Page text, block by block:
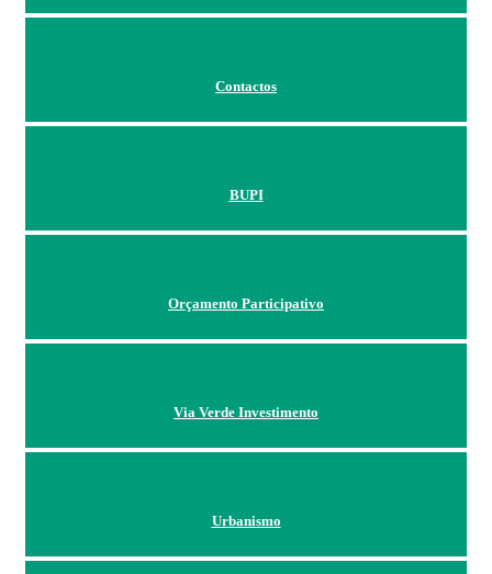
Contactos
BUPI
Orçamento Participativo
Via Verde Investimento
Urbanismo